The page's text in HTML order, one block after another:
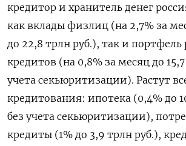
кредитор и хранитель денег
как вклады физлиц (на 2,7% за
до 22,8 трлн руб.), так и
кредитов (на 0,8% за месяц до 15,7
учета секьюритизации). Растут
кредитования: ипотека (0,4% до
без учета секьюритизации),
кредиты (1% до 3,9 трлн руб.),